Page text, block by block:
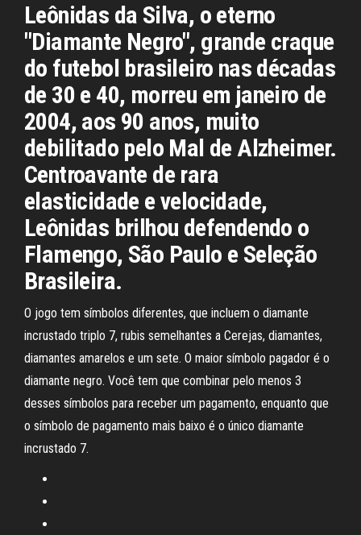
Leônidas da Silva, o eterno
"Diamante Negro", grande craque
do futebol brasileiro nas décadas
de 30 e 40, morreu em janeiro de
2004, aos 90 anos, muito
debilitado pelo Mal de Alzheimer.
Centroavante de rara
elasticidade e velocidade,
Leônidas brilhou defendendo o
Flamengo, São Paulo e Seleção
Brasileira.
O jogo tem símbolos diferentes, que incluem o diamante
incrustado triplo 7, rubis semelhantes a Cerejas, diamantes,
diamantes amarelos e um sete. O maior símbolo pagador é o
diamante negro. Você tem que combinar pelo menos 3
desses símbolos para receber um pagamento, enquanto que
o símbolo de pagamento mais baixo é o único diamante
incrustado 7.